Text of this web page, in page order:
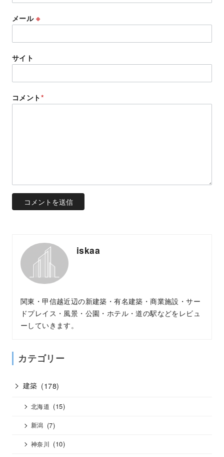
メール ※
サイト
コメント*
iskaa
関東・甲信越近辺の新建築・有名建築・商業施設・サー
ドプレイス・風景・公園・ホテル・道の駅などをレビュ
ーしていきます。
カテゴリー
建築 (178)
北海道 (15)
新潟 (7)
神奈川 (10)